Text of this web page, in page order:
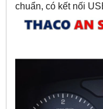
chuẩn, có kết nối